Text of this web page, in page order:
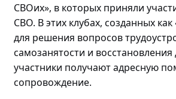
СВОих», в которых приняли
СВО. В этих клубах, созданных
для решения вопросов
самозанятости и восстановления
участники получают адресную
сопровождение.